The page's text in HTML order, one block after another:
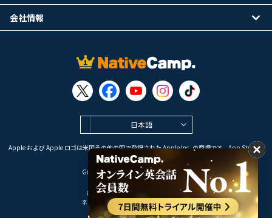
日本語
Apple および Apple ロゴは米国その他の国で登録された Apple Inc. の商標です。App Store は
Apple Inc. のサービスマークです。
Google Play は Google LLC の商標です。
Copyright © 2026 オンライン英会話
ネイティブキャンプ All Rights Reserved.
会社情報